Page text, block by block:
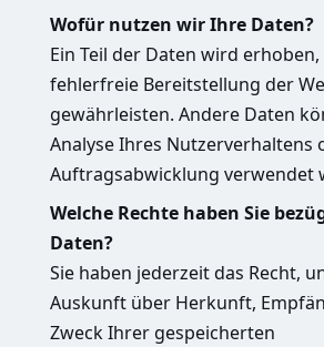
Wofür nutzen wir Ihre Daten?
Ein Teil der Daten wird
fehlerfreie Bereitstellung der
gewährleisten. Andere Daten
Analyse Ihres Nutzerverhaltens
Auftragsabwicklung verwendet
Welche Rechte haben Sie
Daten?
Sie haben jederzeit das Recht,
Auskunft über Herkunft,
Zweck Ihrer gespeicherten